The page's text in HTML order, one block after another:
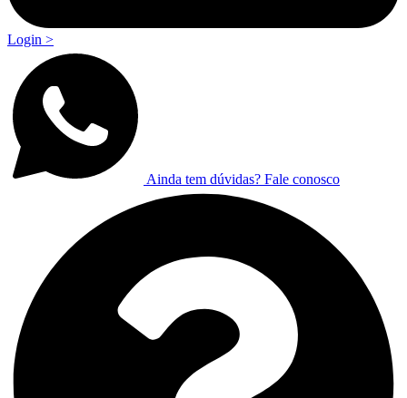
Login >
Ainda tem dúvidas? Fale conosco